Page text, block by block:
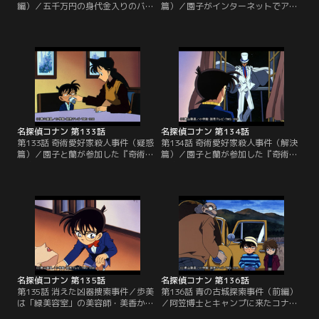
編）／五千万円の身代金入りのバッ
人が仲間の解放と、さらに10億円の
現金を要求してきた。試合終了まで
に金を用意しなければ観客を殺すと
いう。目暮警部は捕らえた男を解放
し、大観衆の中に潜むもう一人の犯
人の姿を捜すが…。
篇）／園子がインターネットでアク
ることになり、小五郎とコナンは車
で二人を送っていく。その帰り道、
カーラジオのニュースで蘭が参加し
ている集まりのリーダーが自宅で殺
されたことを知り、あわててロッジ
に引き返すが…。
名探偵コナン 第133話
第133話 奇術愛好家殺人事件（疑惑
篇）／園子と蘭が参加した『奇術愛
き、雪の山中で孤立したロッジでは
浜野の死体が雪の降り積もる裏庭に
放置されていた。疑心暗鬼に陥るメ
ンバーから西山と影法師との口論の
いきさつを聞いたコナンは第三の事
件に身構えるが…。
名探偵コナン 第134話
第134話 奇術愛好家殺人事件（解決
篇）／園子と蘭が参加した『奇術愛
ガンと、木の幹に空けられた穴、矢
が撃ち込まれた風呂場の外に落ちて
いたホチキスの針。犯人の正体とト
リックを見破ったコナンはひもやホ
チキスなどの小道具を集め、謎解き
の準備を始める。
名探偵コナン 第135話
第135話 消えた凶器捜索事件／歩美
は「緑美容室」の美容師・美香から
名探偵コナン 第136話
第136話 青の古城探索事件（前編）
／阿笠博士とキャンプに来たコナン